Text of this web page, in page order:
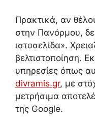
Πρακτικά, αν
στην Πανόρμου,
ιστοσελίδα».
βελτιστοποίηση.
υπηρεσίες όπως
divramis.gr, με
μετρήσιμα
της Google.